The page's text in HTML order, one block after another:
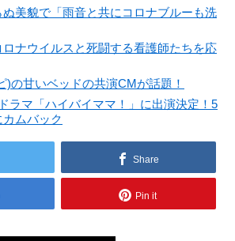
美貌で「雨音と共にコロナブルーも洗
ナウイルスと死闘する看護師たちを応
)の甘いベッドの共演CMが話題！
ラマ「ハイバイママ！」に出演決定！5
ムバック
Share
Pin it